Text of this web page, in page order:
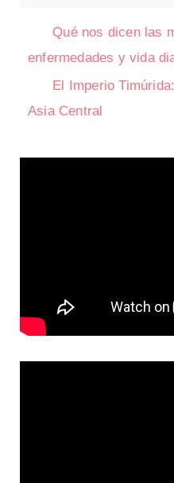
Qué nos dicen las
enfermedades y vida
El Imperio
Asia Central